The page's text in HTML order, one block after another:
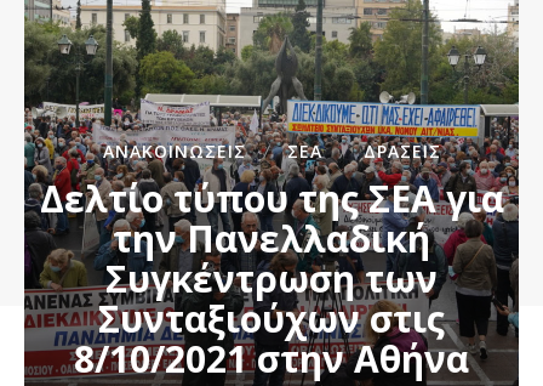
ΑΝΑΚΟΙΝΏΣΕΙΣ ΣΕΑ ΔΡΆΣΕΙΣ
Δελτίο τύπου της ΣΕΑ για
την Πανελλαδική
Συγκέντρωση των
Συνταξιούχων στις
8/10/2021 στην Αθήνα